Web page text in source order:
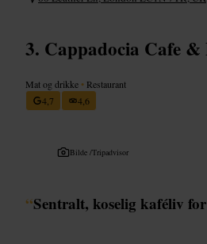
Cappadocia Cafe
Mat og drikke • Restaurant
4,7
4,6
Bilde /Tripadvisor
“Sentralt, koselig kaféliv